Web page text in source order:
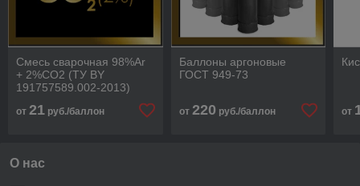
Смесь сварочная 98%Ar
+ 2%CO2 (ТУ BY
191757589.002-2013)
от 21 руб./баллон
Баллоны аргоновые
ГОСТ 949-73
от 220 руб./баллон от
О нас